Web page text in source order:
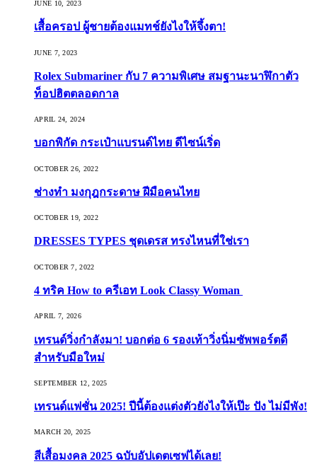
JUNE 10, 2023
เสื้อครอป ผู้ชายต้องแมทช์ยังไงให้จึ้งตา!
JUNE 7, 2023
Rolex Submariner กับ 7 ความพิเศษ สมฐานะนาฬิกาตัว
ท็อปฮิตตลอดกาล
APRIL 24, 2024
บอกพิกัด กระเป๋าแบรนด์ไทย ดีไซน์เริ่ด
OCTOBER 26, 2022
ช่างทำ มงกุฎกระดาษ ฝีมือคนไทย
OCTOBER 19, 2022
DRESSES TYPES ชุดเดรส ทรงไหนที่ใช่เรา
OCTOBER 7, 2022
4 ทริค How to ครีเอท Look Classy Woman
APRIL 7, 2026
เทรนด์วิ่งกำลังมา! บอกต่อ 6 รองเท้าวิ่งนิ่มซัพพอร์ตดี
สำหรับมือใหม่
SEPTEMBER 12, 2025
เทรนด์แฟชั่น 2025! ปีนี้ต้องแต่งตัวยังไงให้เป๊ะ ปัง ไม่มีพัง!
MARCH 20, 2025
สีเสื้อมงคล 2025 ฉบับอัปเดตเซฟได้เลย!